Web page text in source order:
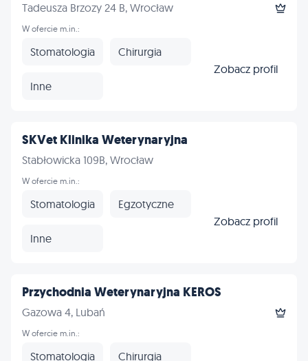
Tadeusza Brzozy 24 B, Wrocław
W ofercie m.in.:
Stomatologia Chirurgia
Inne
Zobacz profil
SKVet Klinika Weterynaryjna
Stabłowicka 109B, Wrocław
W ofercie m.in.:
Stomatologia Egzotyczne
Inne
Zobacz profil
Przychodnia Weterynaryjna KEROS
Gazowa 4, Lubań
W ofercie m.in.:
Stomatologia Chirurgia